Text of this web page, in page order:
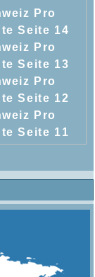
Pro
Seite 14
Pro
Seite 13
Pro
Seite 12
Pro
Seite 11